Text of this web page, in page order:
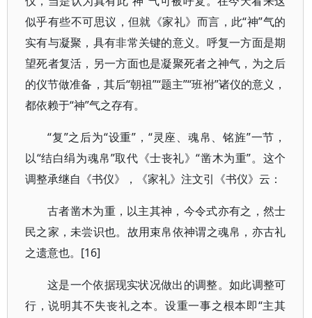
似乎有些不可思议，但就《家礼》而言，此“神”气的
实有与凝聚，具有非常关键的意义。呼复一方面是期
望死者复活，另一方面也是凝聚死者之神气，为之后
的仪节做准备，其后“朝祖”“题主”“班祔”诸仪的意义，
都依赖于“神”气之存有。
“复”之后为“设重”，“灵座、魂帛、铭旌”一节，
以“结白绢为魂帛”取代《士丧礼》“凿木为重”。这个
调整承继自《书仪》，《家礼》注文引《书仪》云：
古者凿木为重，以主其神，今令式亦有之，然士
民之家，未尝识也。故用束帛依神谓之魂帛，亦古礼
之遗意也。[16]
这是一个依据现实状况做出的调整。如此调整可
行，说明其不失丧礼之本。设重一事之根本即“主其